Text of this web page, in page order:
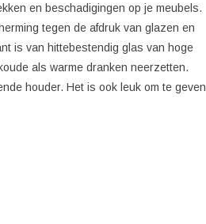
en beschadigingen op je meubels.
tegen de afdruk van glazen en
is van hittebestendig glas van hoge
als warme dranken neerzetten.
houder. Het is ook leuk om te geven